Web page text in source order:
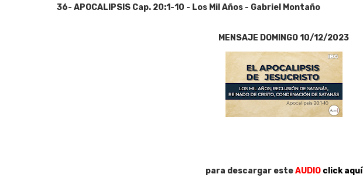
36- APOCALIPSIS Cap. 20:1-10 - Los Mil Años - Gabriel Montaño
MENSAJE DOMINGO 10/12/2023
para descargar esteAUDIO click aquí